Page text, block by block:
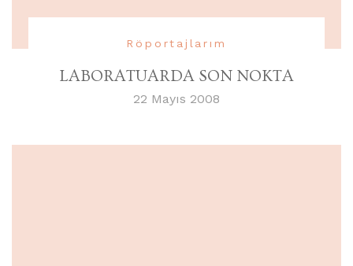
Röportajlarım
LABORATUARDA SON NOKTA
22 Mayıs 2008